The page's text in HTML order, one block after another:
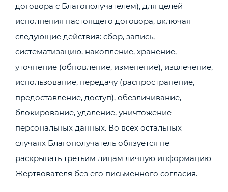
договора с Благополучателем), для целей
исполнения настоящего договора, включая
следующие действия: сбор, запись,
систематизацию, накопление, хранение,
уточнение (обновление, изменение), извлечение,
использование, передачу (распространение,
предоставление, доступ), обезличивание,
блокирование, удаление, уничтожение
персональных данных. Во всех остальных
случаях Благополучатель обязуется не
раскрывать третьим лицам личную информацию
Жертвователя без его письменного согласия.